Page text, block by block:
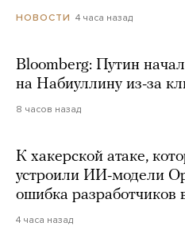
НОВОСТИ 4 часа назад
Bloomberg: Путин
на Набиуллину из-за
8 часов назад
К хакерской атаке,
устроили ИИ-модели
ошибка разработчиков
4 часа назад